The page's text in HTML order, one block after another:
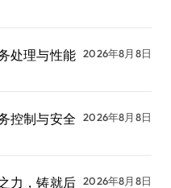
处理与性能 2026年8月8日
控制与安全
2026年8月8日
力，铸就后 2026年8月8日